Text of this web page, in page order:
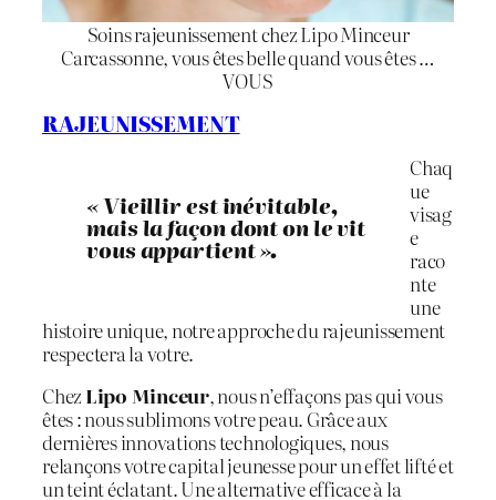
Soins rajeunissement chez Lipo Minceur
Carcassonne, vous êtes belle quand vous êtes …
VOUS
RAJEUNISSEMENT
« Vieillir est inévitable,
mais la façon dont on le vit
vous appartient ».
Chaq
ue
visag
e
raco
nte
une
histoire unique, notre approche du rajeunissement
respectera la votre.
ChezLipo Minceur, nous n’effaçons pas qui vous
êtes : nous sublimons votre peau. Grâce aux
dernières innovations technologiques, nous
relançons votre capital jeunesse pour un effet lifté et
un teint éclatant. Une alternative efficace à la